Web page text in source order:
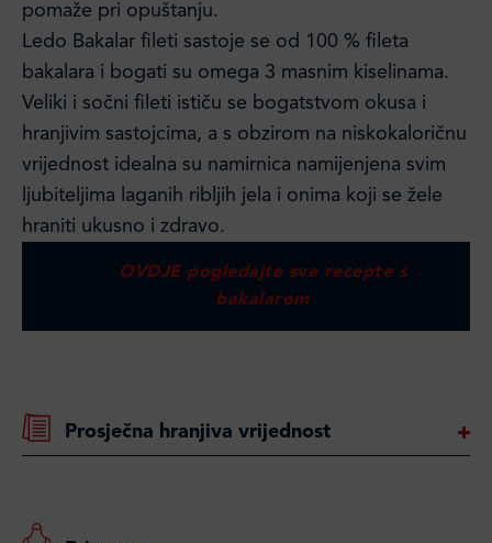
pomaže pri opuštanju.
Ledo Bakalar fileti sastoje se od 100 % fileta
bakalara i bogati su omega 3 masnim kiselinama.
Veliki i sočni fileti ističu se bogatstvom okusa i
hranjivim sastojcima, a s obzirom na niskokaloričnu
vrijednost idealna su namirnica namijenjena svim
ljubiteljima laganih ribljih jela i onima koji se žele
hraniti ukusno i zdravo.
OVDJE pogledajte sve recepte s
bakalarom
Prosječna hranjiva vrijednost